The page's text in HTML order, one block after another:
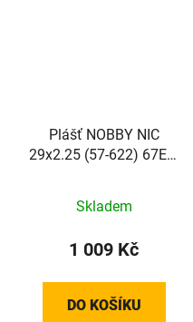
Plášť NOBBY NIC
29x2.25 (57-622) 67EPI
skládací
Skladem
1 009 Kč
DO KOŠÍKU